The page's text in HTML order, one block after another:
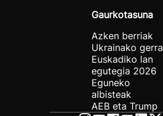
Gaurkotasuna
Azken berriak
Ukrainako gerra
Euskadiko lan
egutegia 2026
Eguneko
albisteak
AEB eta Trump